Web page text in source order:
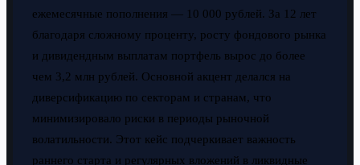
ежемесячные пополнения — 10 000 рублей. За 12 лет
благодаря сложному проценту, росту фондового рынка
и дивидендным выплатам портфель вырос до более
чем 3,2 млн рублей. Основной акцент делался на
диверсификацию по секторам и странам, что
минимизировало риски в периоды рыночной
волатильности. Этот кейс подчеркивает важность
раннего старта и регулярных вложений в ликвидные